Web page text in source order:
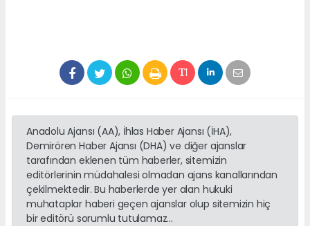
Anadolu Ajansı (AA), İhlas Haber Ajansı (İHA),
Demirören Haber Ajansı (DHA) ve diğer ajanslar
tarafından eklenen tüm haberler, sitemizin
editörlerinin müdahalesi olmadan ajans kanallarından
çekilmektedir. Bu haberlerde yer alan hukuki
muhataplar haberi geçen ajanslar olup sitemizin hiç
bir editörü sorumlu tutulamaz...